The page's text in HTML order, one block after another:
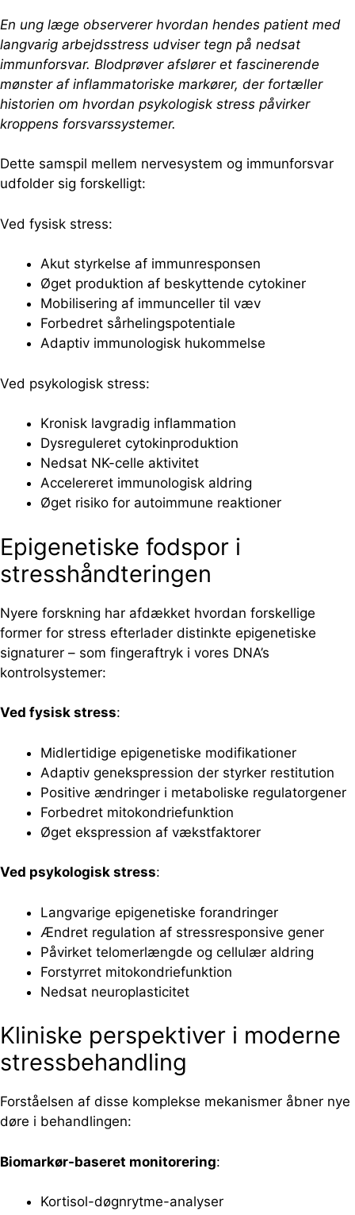
En ung læge observerer hvordan hendes patient med
langvarig arbejdsstress udviser tegn på nedsat
immunforsvar. Blodprøver afslører et fascinerende
mønster af inflammatoriske markører, der fortæller
historien om hvordan psykologisk stress påvirker
kroppens forsvarssystemer.
Dette samspil mellem nervesystem og immunforsvar
udfolder sig forskelligt:
Ved fysisk stress:
Akut styrkelse af immunresponsen
Øget produktion af beskyttende cytokiner
Mobilisering af immunceller til væv
Forbedret sårhelingspotentiale
Adaptiv immunologisk hukommelse
Ved psykologisk stress:
Kronisk lavgradig inflammation
Dysreguleret cytokinproduktion
Nedsat NK-celle aktivitet
Accelereret immunologisk aldring
Øget risiko for autoimmune reaktioner
Epigenetiske fodspor i
stresshåndteringen
Nyere forskning har afdækket hvordan forskellige
former for stress efterlader distinkte epigenetiske
signaturer – som fingeraftryk i vores DNA’s
kontrolsystemer:
Ved fysisk stress:
Midlertidige epigenetiske modifikationer
Adaptiv genekspression der styrker restitution
Positive ændringer i metaboliske regulatorgener
Forbedret mitokondriefunktion
Øget ekspression af vækstfaktorer
Ved psykologisk stress:
Langvarige epigenetiske forandringer
Ændret regulation af stressresponsive gener
Påvirket telomerlængde og cellulær aldring
Forstyrret mitokondriefunktion
Nedsat neuroplasticitet
Kliniske perspektiver i moderne
stressbehandling
Forståelsen af disse komplekse mekanismer åbner nye
døre i behandlingen:
Biomarkør-baseret monitorering:
Kortisol-døgnrytme-analyser